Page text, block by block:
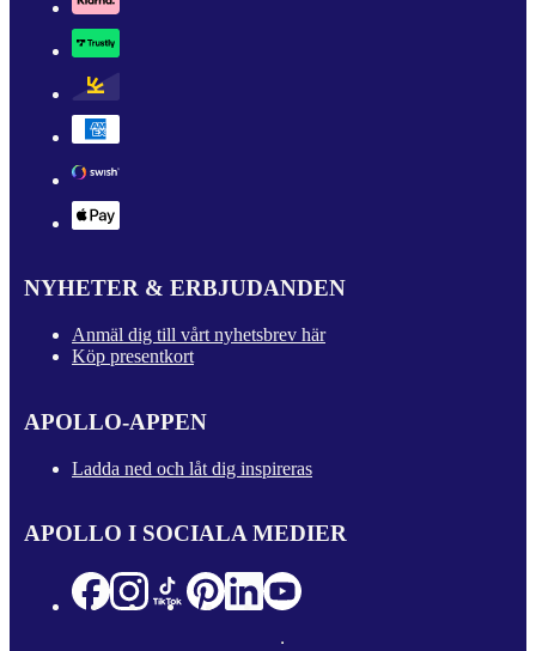
NYHETER & ERBJUDANDEN
Anmäl dig till vårt nyhetsbrev här
Köp presentkort
APOLLO-APPEN
Ladda ned och låt dig inspireras
APOLLO I SOCIALA MEDIER